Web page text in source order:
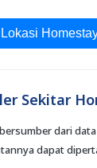
Sekitar
dari
dapat